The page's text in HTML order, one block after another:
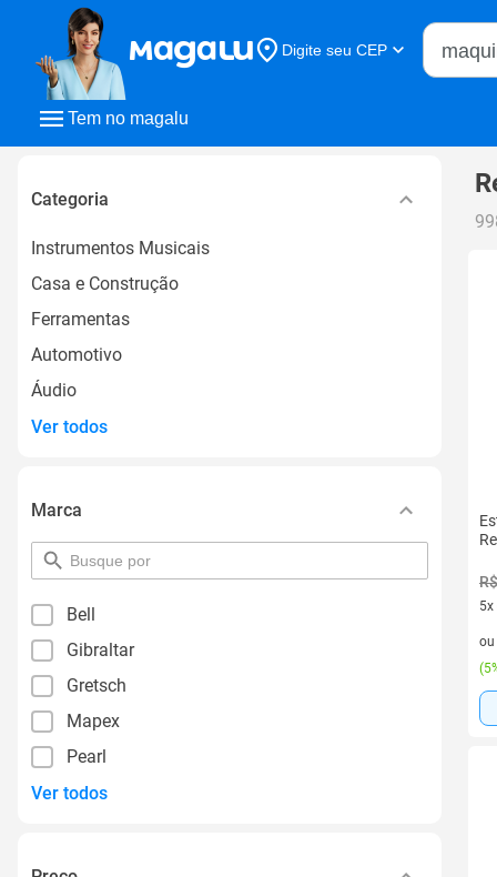
Tem no magalu
Digite seu CEP
Buscar
Categoria
Instrumentos Musicais
Casa e Construção
Ferramentas
Automotivo
Áudio
Ver todos
Marca
pesquisar
por
Bell
Gibraltar
Gretsch
Mapex
Pearl
Ver todos
5x
5
ou
(